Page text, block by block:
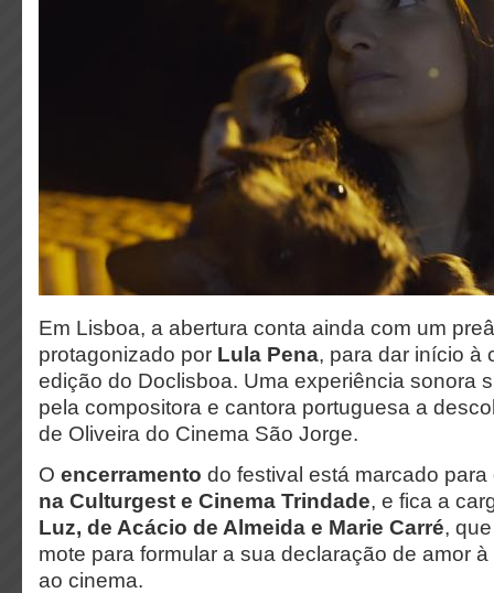
Em Lisboa, a abertura conta ainda com um
protagonizado por Lula Pena, para dar início à
edição do Doclisboa. Uma experiência sonora
pela compositora e cantora portuguesa a
de Oliveira do Cinema São Jorge.
O encerramento do festival está marcado para
na Culturgest e Cinema Trindade, e fica a
Luz, de Acácio de Almeida e Marie Carré,
mote para formular a sua declaração de amor
ao cinema.